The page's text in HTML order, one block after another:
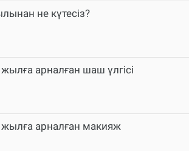
не күтесіз?
арналған шаш үлгісі
арналған макияж